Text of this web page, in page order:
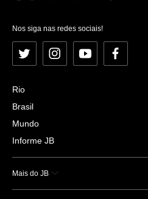
Nos siga nas redes sociais!
Twitter InstagramYouTubeFacebook
Rio
Brasil
Mundo
Informe JB
Mais do JB
Esportes